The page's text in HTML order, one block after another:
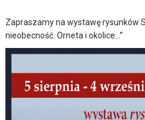
Zapraszamy na wystawę rysunków
nieobecność. Orneta i okolice…”